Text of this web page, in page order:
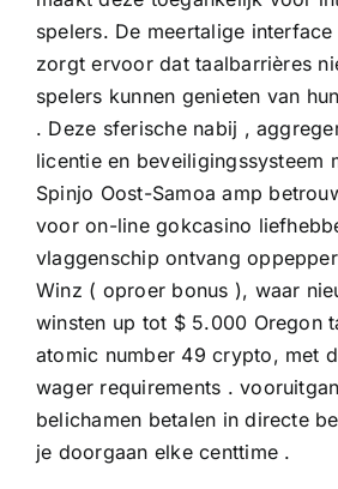
spelers. De meertalige
zorgt ervoor dat taalbarrières
spelers kunnen genieten van
. Deze sferische nabij ,
licentie en beveiligingssysteem
Spinjo Oost-Samoa amp
voor on-line gokcasino
vlaggenschip ontvang
Winz ( oproer bonus ), waar
winsten up tot $ 5.000 Oregon
atomic number 49 crypto, met
wager requirements .
belichamen betalen in directe
je doorgaan elke centtime .